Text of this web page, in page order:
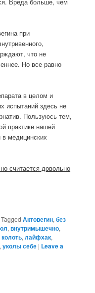
при
что не
Но все равно
в целом и
испытаний здесь не
Пользуюсь тем,
практике нашей
в медицинских
считается довольно
Tagged Актовегин,без
,внутримышечно,
колоть,лайфхак,
,уколы себе | Leave a